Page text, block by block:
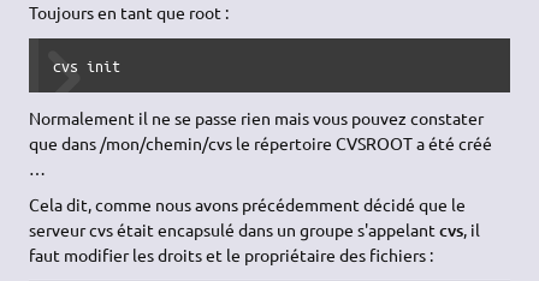
Toujours en tant que root :
cvs init
Normalement il ne se passe rien mais vous pouvez constater
que dans /mon/chemin/cvs le répertoire CVSROOT a été créé
…
Cela dit, comme nous avons précédemment décidé que le
serveur cvs était encapsulé dans un groupe s'appelantcvs, il
faut modifier les droits et le propriétaire des fichiers :